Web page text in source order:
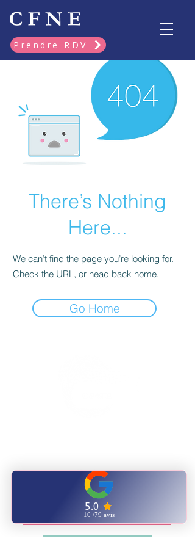
Prendre RDV
There’s Nothing
Here...
We can’t find the page you’re looking for.
Check the URL, or head back home.
Go Home
ENVOYEZ NOUS UN EMAIL